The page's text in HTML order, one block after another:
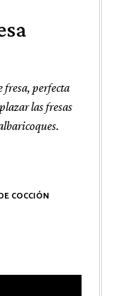
fresa, perfecta
las fresas
COCCIÓN